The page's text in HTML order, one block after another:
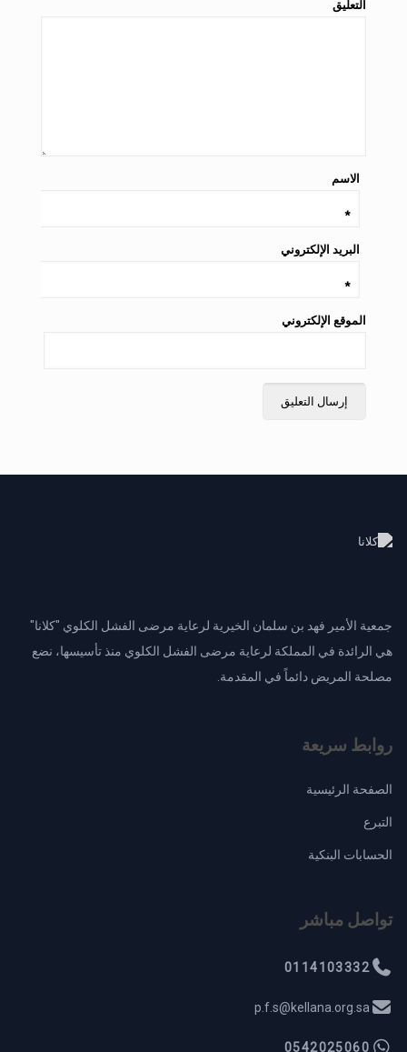
التعليق
الاسم
*
البريد الإلكتروني
*
الموقع الإلكتروني
جمعية الأمير فهد بن سلمان الخيرية لرعاية مرضى الفشل الكلوي "كلانا"
هي الرائدة في المملكة لرعاية مرضى الفشل الكلوي منذ تأسيسها، نضع
مصلحة المريض دائماً في المقدمة.
روابط سريعة
الصفحة الرئيسية
التبرع
الحسابات البنكية
تواصل مباشر
0114103332
p.f.s@kellana.org.sa
0542025060